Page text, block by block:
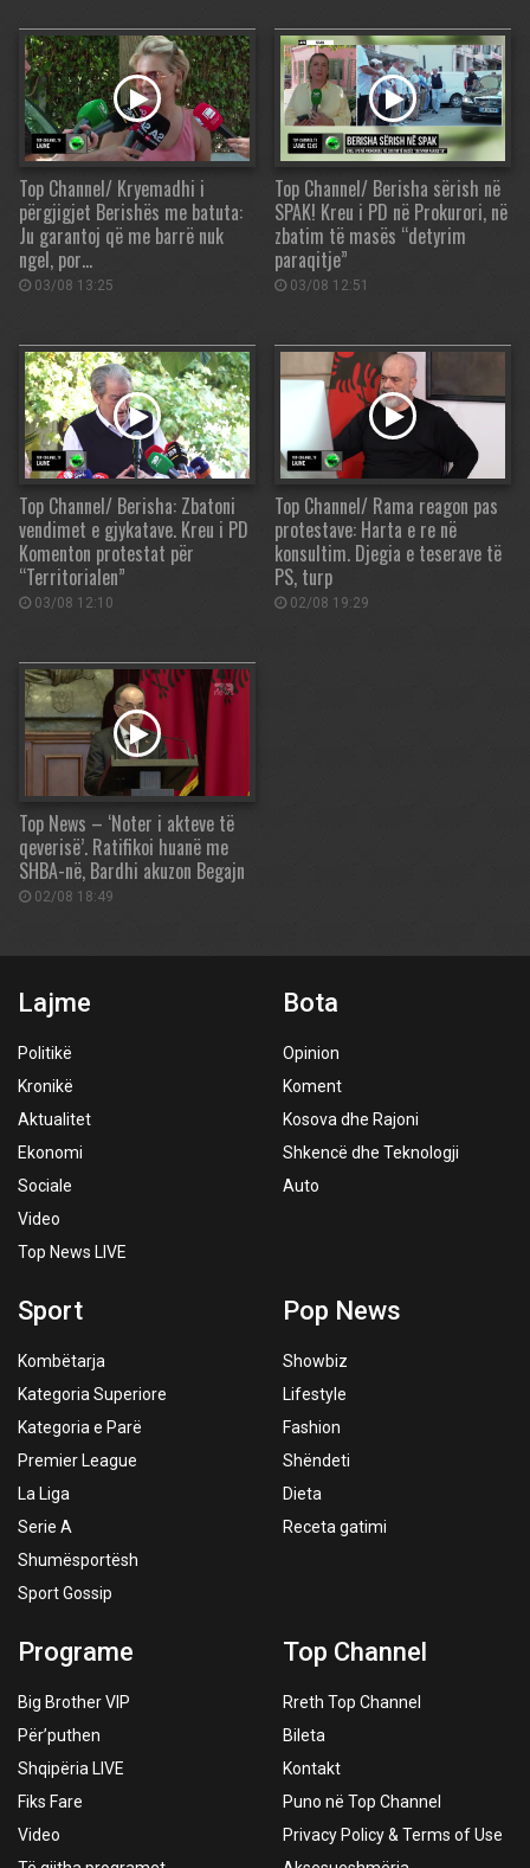
Top Channel/ Kryemadhi i
përgjigjet Berishës me batuta:
Ju garantoj që me barrë nuk
ngel, por…
03/08 13:25
Top Channel/ Berisha sërish në
SPAK! Kreu i PD në Prokurori, në
zbatim të masës “detyrim
paraqitje”
03/08 12:51
Top Channel/ Berisha: Zbatoni
vendimet e gjykatave. Kreu i PD
Komenton protestat për
“Territorialen”
03/08 12:10
Top Channel/ Rama reagon pas
protestave: Harta e re në
konsultim. Djegia e teserave të
PS, turp
02/08 19:29
Top News – ‘Noter i akteve të
qeverisë’. Ratifikoi huanë me
SHBA-në, Bardhi akuzon Begajn
02/08 18:49
Lajme
Politikë
Kronikë
Aktualitet
Ekonomi
Sociale
Video
Top News LIVE
Bota
Opinion
Koment
Kosova dhe Rajoni
Shkencë dhe Teknologji
Auto
Sport
Kombëtarja
Kategoria Superiore
Kategoria e Parë
Premier League
La Liga
Serie A
Shumësportësh
Sport Gossip
Pop News
Showbiz
Lifestyle
Fashion
Shëndeti
Dieta
Receta gatimi
Programe
Big Brother VIP
Për’puthen
Shqipëria LIVE
Fiks Fare
Video
Top Channel
Rreth Top Channel
Bileta
Kontakt
Puno në Top Channel
Privacy Policy & Terms of Use